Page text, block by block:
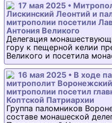
17 мая 2025 •
Лискинский Леонтий и
митрополии посетили
Антония Великого
Делегация
гору к пещерной келии
Великого и посетила
16 мая 2025 • В ходе
митрополит
митрополии посетил
Коптской Патриархии
Группа паломников
составе монашеской